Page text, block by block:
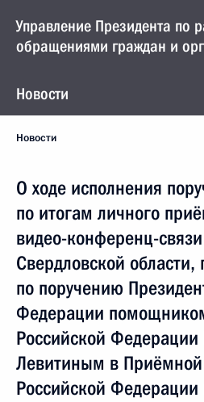
Управление Президента по
обращениями граждан и
Новости
Новости
О ходе исполнения
по итогам личного
видео-конференц-
Свердловской области,
по поручению
Федерации
Российской
Левитиным в Приёмной
Российской